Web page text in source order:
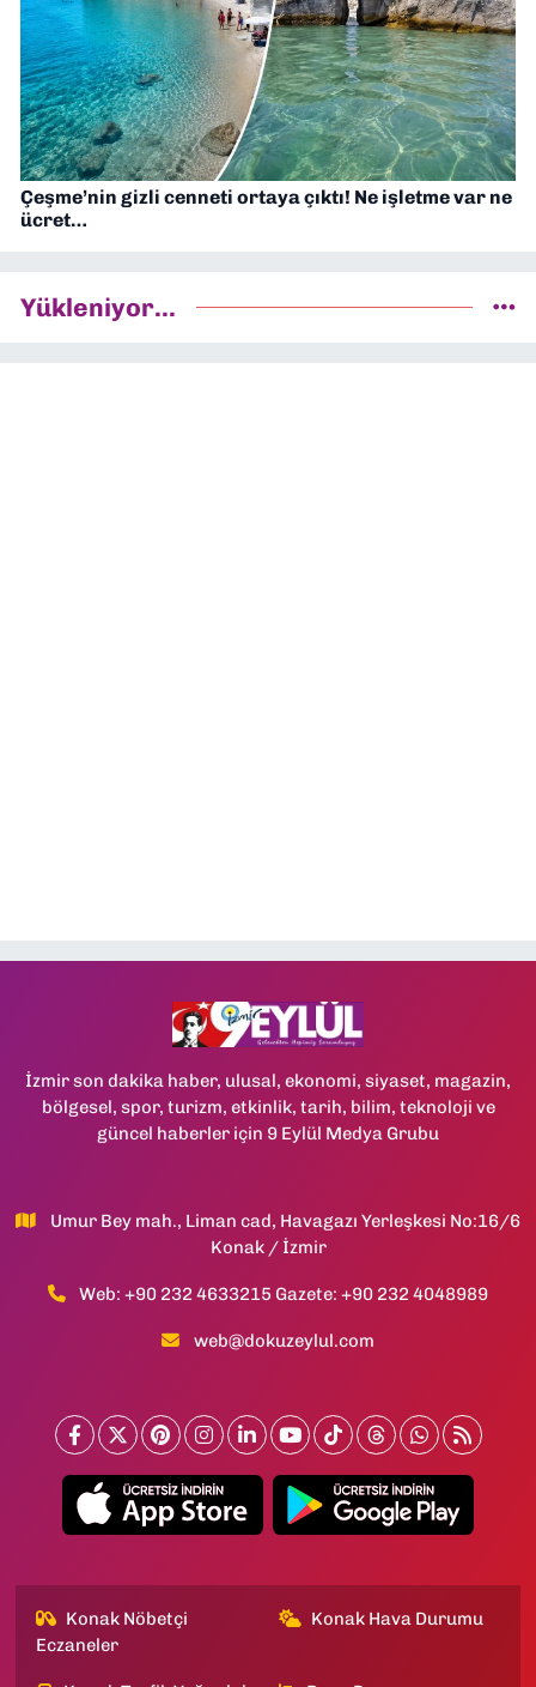
Çeşme’nin gizli cenneti ortaya çıktı! Ne işletme var ne
ücret…
Yükleniyor...
İzmir son dakika haber, ulusal, ekonomi, siyaset, magazin,
bölgesel, spor, turizm, etkinlik, tarih, bilim, teknoloji ve
güncel haberler için 9 Eylül Medya Grubu
Umur Bey mah., Liman cad, Havagazı Yerleşkesi No:16/6
Konak / İzmir
Web: +90 232 4633215 Gazete: +90 232 4048989
web@dokuzeylul.com
Konak Nöbetçi
Eczaneler
Konak Hava Durumu